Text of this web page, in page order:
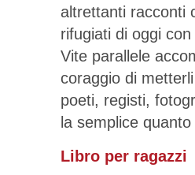
altrettanti racconti
rifugiati di oggi
Vite parallele
coraggio di
poeti, registi,
la semplice
Libro per ragazzi